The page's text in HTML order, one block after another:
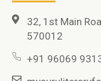
32, 1st Main
570012
+91 96069